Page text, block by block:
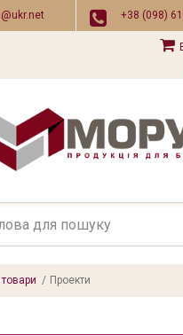
+38 (098)
/ Проекти